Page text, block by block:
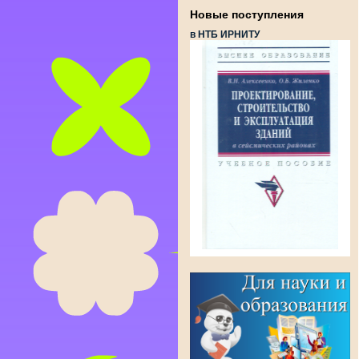
Новые поступления
в НТБ ИРНИТУ